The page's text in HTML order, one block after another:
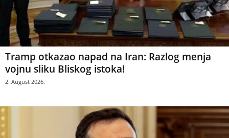
Tramp otkazao napad na Iran: Razlog menja
vojnu sliku Bliskog istoka!
2. August 2026.